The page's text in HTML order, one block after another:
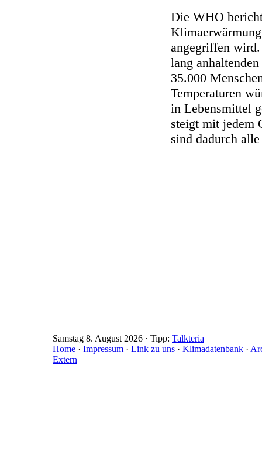
Die WHO
angegriffen
lang
35.000
Temperaturen
in Lebensmittel
steigt mit jedem
sind dadurch
Samstag 8. August 2026 · Tipp: Talkteria
Home · Impressum · Link zu uns · Klimadatenbank ·
Extern